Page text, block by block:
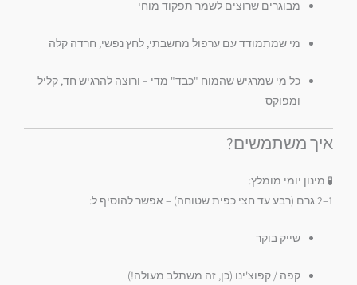
מבוגרים שרוצים לשמר תפקוד מוחי
מי שמתמודד עם ערפול מחשבתי, לחץ נפשי, חרדה קלה
כל מי שמרגיש שהמוח "כבד" מדי – ורוצה להרגיש חד, קליל
ומפוקס
איך משתמשים?
🧪 מינון יומי מומלץ:
1–2 גרם (רבע עד חצי כפית שטוחה) – אפשר להוסיף ל:
שייק בוקר
קפה / קפוצ'ינו (כן, זה משתלב מעולה!)